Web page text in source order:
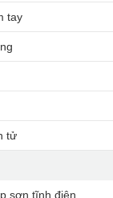
tay
tử
sơn tĩnh điện